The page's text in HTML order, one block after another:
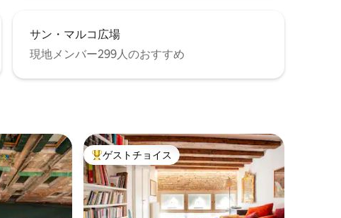
サン・マルコ広場
現地メンバー299人のおすすめ
。 大好評のゲストチョイスです。
ゲストチョイス